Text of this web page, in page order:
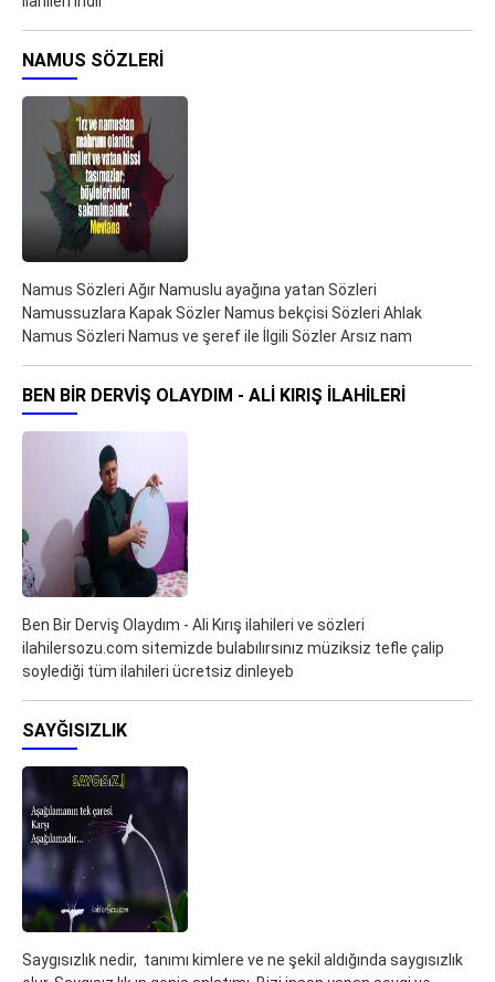
NAMUS SÖZLERI
Namus Sözleri Ağır Namuslu ayağına yatan Sözleri
Namussuzlara Kapak Sözler Namus bekçisi Sözleri Ahlak
Namus Sözleri Namus ve şeref ile İlgili Sözler Arsız nam
BEN BIR DERVIŞ OLAYDIM - ALI KIRIŞ ILAHILERI
Ben Bir Derviş Olaydım - Ali Kırış ilahileri ve sözleri
ilahilersozu.com sitemizde bulabılırsınız müziksiz tefle çalip
soylediği tüm ilahileri ücretsiz dinleyeb
SAYĞISIZLIK
Saygısızlık nedir, tanımı kimlere ve ne şekil aldığında saygısızlık